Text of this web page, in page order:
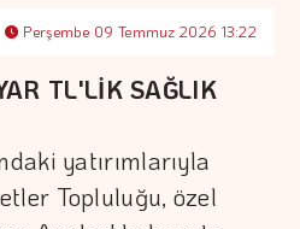
Perşembe 09 Temmuz 2026 13:22
TL'LİK SAĞLIK
yatırımlarıyla
Topluluğu, özel